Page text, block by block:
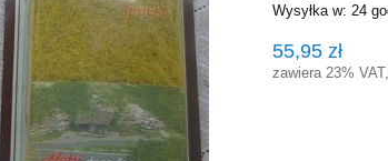
Wysyłka w: 24
55,95 zł
zawiera 23%